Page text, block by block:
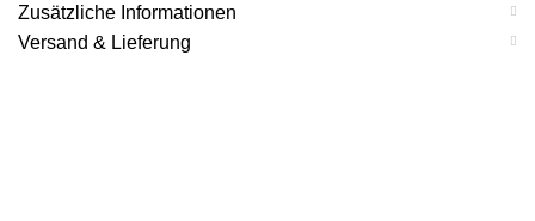
Zusätzliche Informationen
Versand & Lieferung